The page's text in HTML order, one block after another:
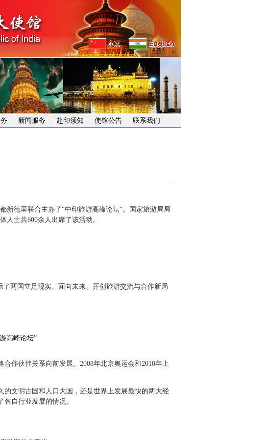
新闻服务 赴印须知 使馆公告 联系我们
德里联合主办了“中印旅游高峰论坛”。国家旅游局局
人士共600余人出席了该活动。
两国立足现实、面向未来、开创旅游交流与合作新局
高峰论坛”
作伙伴关系向前发展。2008年北京奥运会和2010年上
文明古国和人口大国，还是世界上发展最快的两大经
自行业发展的情况。